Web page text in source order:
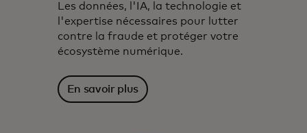
Les données, l'IA, la technologie et
l'expertise nécessaires pour lutter
contre la fraude et protéger votre
écosystème numérique.
En savoir plus